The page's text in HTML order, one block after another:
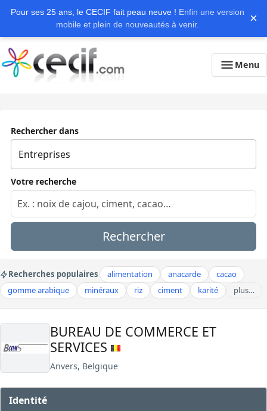
Pour ses 25 ans, le CECIF fait peau neuve ! Enfin une version
mobile et plein de nouveautés à venir.
×
Menu
Rechercher dans
Votre recherche
Rechercher
Recherches populaires alimentation anacarde
cacao
gomme arabique
minéraux riz ciment karité plus…
BUREAU DE COMMERCE ET
SERVICES
Anvers, Belgique
Identité